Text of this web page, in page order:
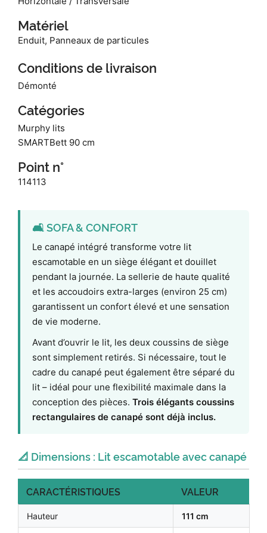
Matériel
Enduit, Panneaux de particules
Conditions de livraison
Démonté
Catégories
Murphy lits
SMARTBett 90 cm
Point n°
114113
🛋️ SOFA & CONFORT
Le canapé intégré transforme votre lit
escamotable en un siège élégant et douillet
pendant la journée. La sellerie de haute qualité
et les accoudoirs extra-larges (environ 25 cm)
garantissent un confort élevé et une sensation
de vie moderne.
Avant d’ouvrir le lit, les deux coussins de siège
sont simplement retirés. Si nécessaire, tout le
cadre du canapé peut également être séparé du
lit – idéal pour une flexibilité maximale dans la
conception des pièces. Trois élégants coussins
rectangulaires de canapé sont déjà inclus.
📐 Dimensions : Lit escamotable avec canapé
CARACTÉRISTIQUES VALEUR
Hauteur 111 cm